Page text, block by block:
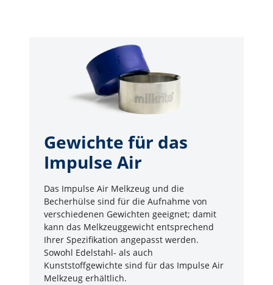
Gewichte für das
Impulse Air
Das Impulse Air Melkzeug und die
Becherhülse sind für die Aufnahme von
verschiedenen Gewichten geeignet; damit
kann das Melkzeuggewicht entsprechend
Ihrer Spezifikation angepasst werden.
Sowohl Edelstahl- als auch
Kunststoffgewichte sind für das Impulse Air
Melkzeug erhältlich.